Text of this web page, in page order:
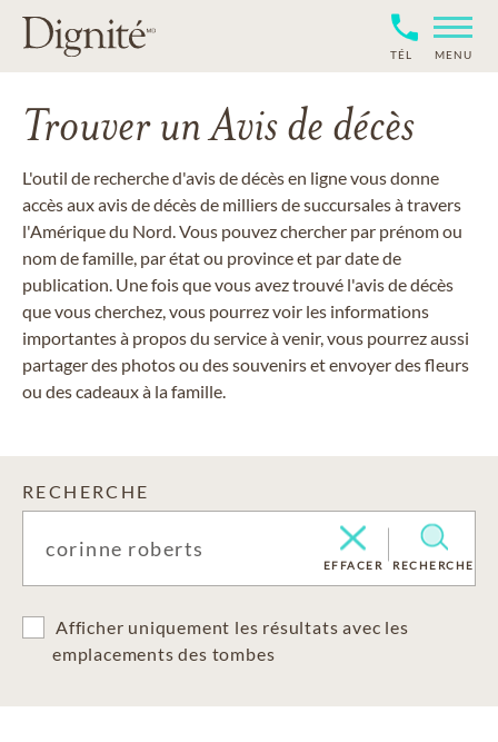
TÉL MENU
Trouver un Avis de décès
L'outil de recherche d'avis de décès en ligne vous donne
accès aux avis de décès de milliers de succursales à travers
l'Amérique du Nord. Vous pouvez chercher par prénom ou
nom de famille, par état ou province et par date de
publication. Une fois que vous avez trouvé l'avis de décès
que vous cherchez, vous pourrez voir les informations
importantes à propos du service à venir, vous pourrez aussi
partager des photos ou des souvenirs et envoyer des fleurs
ou des cadeaux à la famille.
RECHERCHE
EFFACER RECHERCHE
Afficher uniquement les résultats avec les
emplacements des tombes